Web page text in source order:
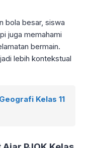
bola besar, siswa
juga memahami
bermain.
lebih kontekstual
Kelas 11